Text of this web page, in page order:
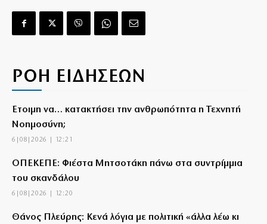
ΡΟΗ ΕΙΔΗΣΕΩΝ
Έτοιμη να… κατακτήσει την ανθρωπότητα η Τεχνητή
Νοημοσύνη;
6|08|2026 | 12:21
ΟΠΕΚΕΠΕ: Φιέστα Μητσοτάκη πάνω στα συντρίμμια
του σκανδάλου
6|08|2026 | 12:20
Θάνος Πλεύρης: Κενά λόγια με πολιτική «άλλα λέω κι